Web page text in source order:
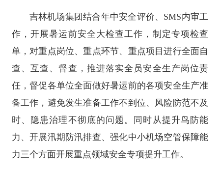
吉林机场集团结合年中安全评价、SMS内审工
作，开展暑运前安全大检查工作，制定专项检查
单，对重点岗位、重点环节、重点项目进行全面自
查、互查、督查，推进落实全员安全生产岗位责
任，督促各单位全面做好暑运前的各项安全生产准
备工作，避免发生准备工作不到位、风险防范不及
时、隐患治理不彻底的问题。同时从提升鸟防能
力、开展汛期防汛排查、强化中小机场空管保障能
力三个方面开展重点领域安全专项提升工作。